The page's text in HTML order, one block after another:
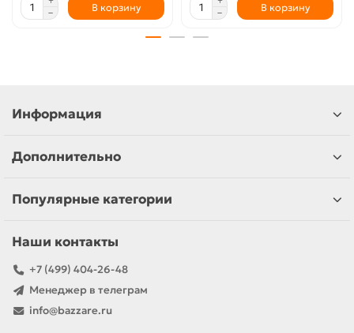
В корзину В корзину
Информация
Дополнительно
Популярные категории
Наши контакты
+7 (499) 404-26-48
Менеджер в телеграм
info@bazzare.ru